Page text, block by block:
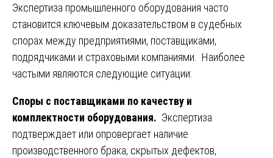
Экспертиза промышленного оборудования часто
становится ключевым доказательством в судебных
спорах между предприятиями, поставщиками,
подрядчиками и страховыми компаниями. Наиболее
частыми являются следующие ситуации:
Споры с поставщиками по качеству и
комплектности оборудования. Экспертиза
подтверждает или опровергает наличие
производственного брака, скрытых дефектов,